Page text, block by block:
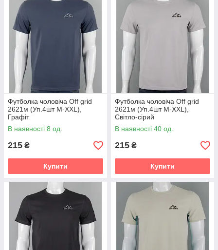
Футболка чоловіча Off grid
2621м (Уп.4шт M-XXL),
Графіт
В наявності 8 од.
215 ₴
Купити
Футболка чоловіча Off grid
2621м (Уп.4шт M-XXL),
Світло-сірий
В наявності 40 од.
215 ₴
Купити